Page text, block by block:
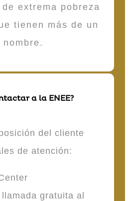
extrema pobreza
tienen más de un
a la ENEE?
del cliente
de atención:
gratuita al